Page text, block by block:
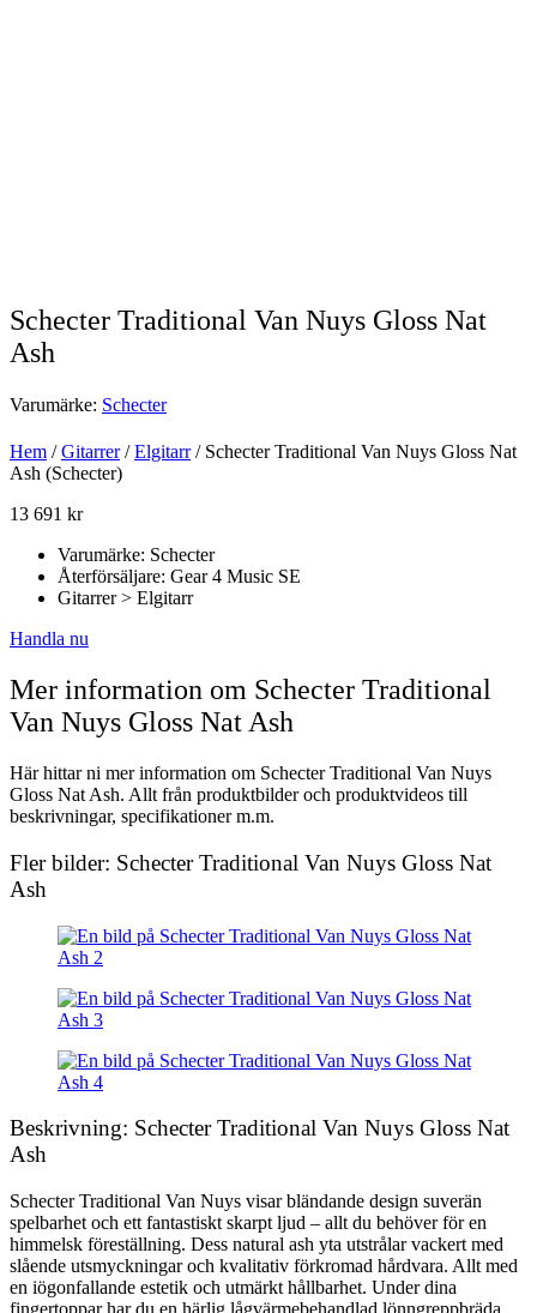
Schecter Traditional Van Nuys Gloss Nat
Ash
Varumärke: Schecter
Hem /Gitarrer/Elgitarr/ Schecter Traditional Van Nuys Gloss Nat
Ash (Schecter)
13 691 kr
Varumärke: Schecter
Återförsäljare: Gear 4 Music SE
Gitarrer > Elgitarr
Handla nu
Mer information om Schecter Traditional
Van Nuys Gloss Nat Ash
Här hittar ni mer information om Schecter Traditional Van Nuys
Gloss Nat Ash. Allt från produktbilder och produktvideos till
beskrivningar, specifikationer m.m.
Fler bilder: Schecter Traditional Van Nuys Gloss Nat
Ash
Beskrivning: Schecter Traditional Van Nuys Gloss Nat
Ash
Schecter Traditional Van Nuys visar bländande design suverän
spelbarhet och ett fantastiskt skarpt ljud – allt du behöver för en
himmelsk föreställning. Dess natural ash yta utstrålar vackert med
slående utsmyckningar och kvalitativ förkromad hårdvara. Allt med
en iögonfallande estetik och utmärkt hållbarhet. Under dina